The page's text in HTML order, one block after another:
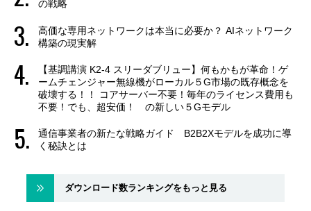
の戦略
高価な専用ネットワークは本当に必要か？ AIネットワーク
構築の現実解
【基調講演 K2-4 スリーダブリュー】何もかもが革命！ゲ
ームチェンジャー無線機がローカル５G市場の既存概念を
破壊する！！ コアサーバー不要！毎年のライセンス費用も
不要！でも、超安価！ の新しい５Gモデル
通信事業者の新たな戦略ガイド B2B2Xモデルを成功に導
く秘訣とは
ダウンロード数ランキングをもっと見る